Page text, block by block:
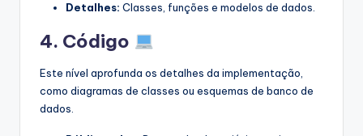
Detalhes: Classes, funções e modelos de dados.
4. Código
Este nível aprofunda os detalhes da implementação,
como diagramas de classes ou esquemas de banco de
dados.